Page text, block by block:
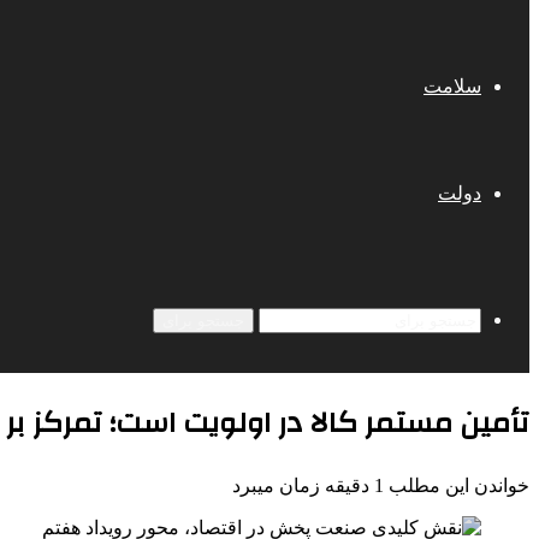
سلامت
دولت
تأمین مستمر کالا در اولویت است؛ تمرکز
خواندن این مطلب 1 دقیقه زمان میبرد